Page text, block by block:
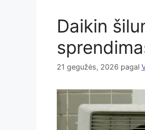
Daikin
21 gegužės, 2026 pagal